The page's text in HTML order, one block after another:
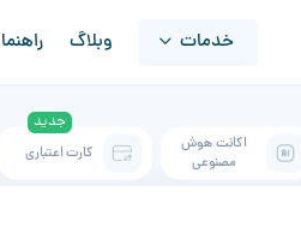
خدمات وبلاگ راهنما
اکانت هوش
مصنوعی
کارت اعتباری